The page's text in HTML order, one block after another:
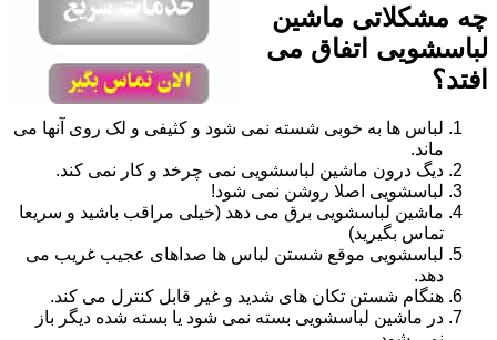
چه مشکلاتی ماشین
لباسشویی اتفاق می
افتد؟
لباس ها به خوبی شسته نمی شود و کثیفی و لک روی آنها می
ماند.
دیگ درون ماشین لباسشویی نمی چرخد و کار نمی کند.
لباسشویی اصلا روشن نمی شود!
ماشین لباسشویی برق می دهد (خیلی مراقب باشید و سریعا
تماس بگیرید)
لباسشویی موقع شستن لباس ها صداهای عجیب غریب می
دهد.
هنگام شستن تکان های شدید و غیر قابل کنترل می کند.
در ماشین لباسشویی بسته نمی شود یا بسته شده دیگر باز